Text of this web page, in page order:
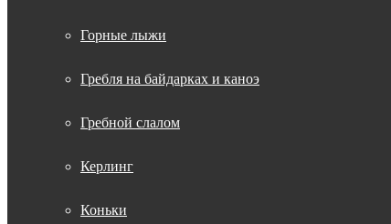
Горные лыжи
Гребля на байдарках и каноэ
Гребной слалом
Керлинг
Коньки